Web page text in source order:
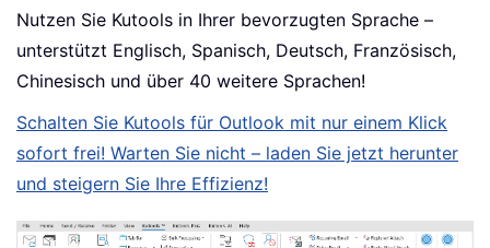
Nutzen Sie Kutools in Ihrer bevorzugten Sprache –
unterstützt Englisch, Spanisch, Deutsch, Französisch,
Chinesisch und über 40 weitere Sprachen!
Schalten Sie Kutools für Outlook mit nur einem Klick
sofort frei! Warten Sie nicht – laden Sie jetzt herunter
und steigern Sie Ihre Effizienz!